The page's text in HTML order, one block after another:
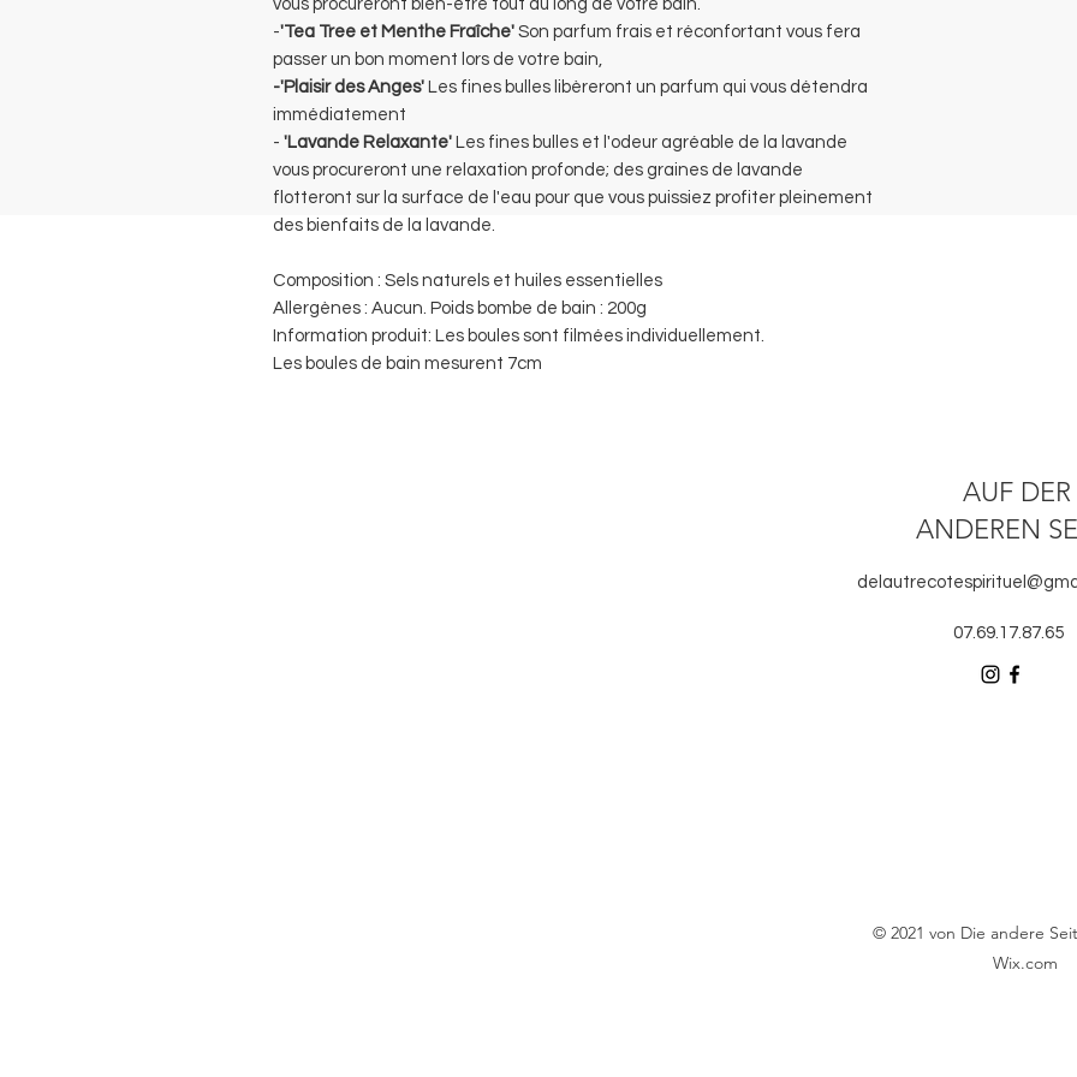
vous procureront bien-être tout au long de votre bain.
-'Tea Tree et Menthe Fraîche' Son parfum frais et réconfortant vous fera
passer un bon moment lors de votre bain,
-'Plaisir des Anges' Les fines bulles libèreront un parfum qui vous détendra
immédiatement
- 'Lavande Relaxante' Les fines bulles et l'odeur agréable de la lavande
vous procureront une relaxation profonde; des graines de lavande
flotteront sur la surface de l'eau pour que vous puissiez profiter pleinement
des bienfaits de la lavande.
Composition : Sels naturels et huiles essentielles
Allergènes : Aucun. Poids bombe de bain : 200g
Information produit: Les boules sont filmées individuellement.
Les boules de bain mesurent 7cm
AUF DER
ANDEREN
07.69.17.87.65
© 2021 von Die andere
Wix.com